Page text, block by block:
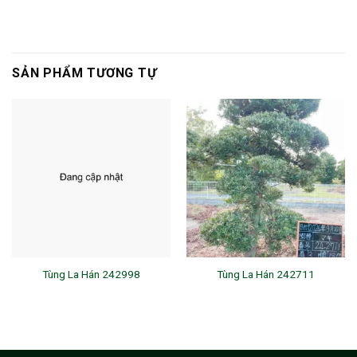
SẢN PHẨM TƯƠNG TỰ
Tùng La Hán 242998 Tùng La Hán 242711